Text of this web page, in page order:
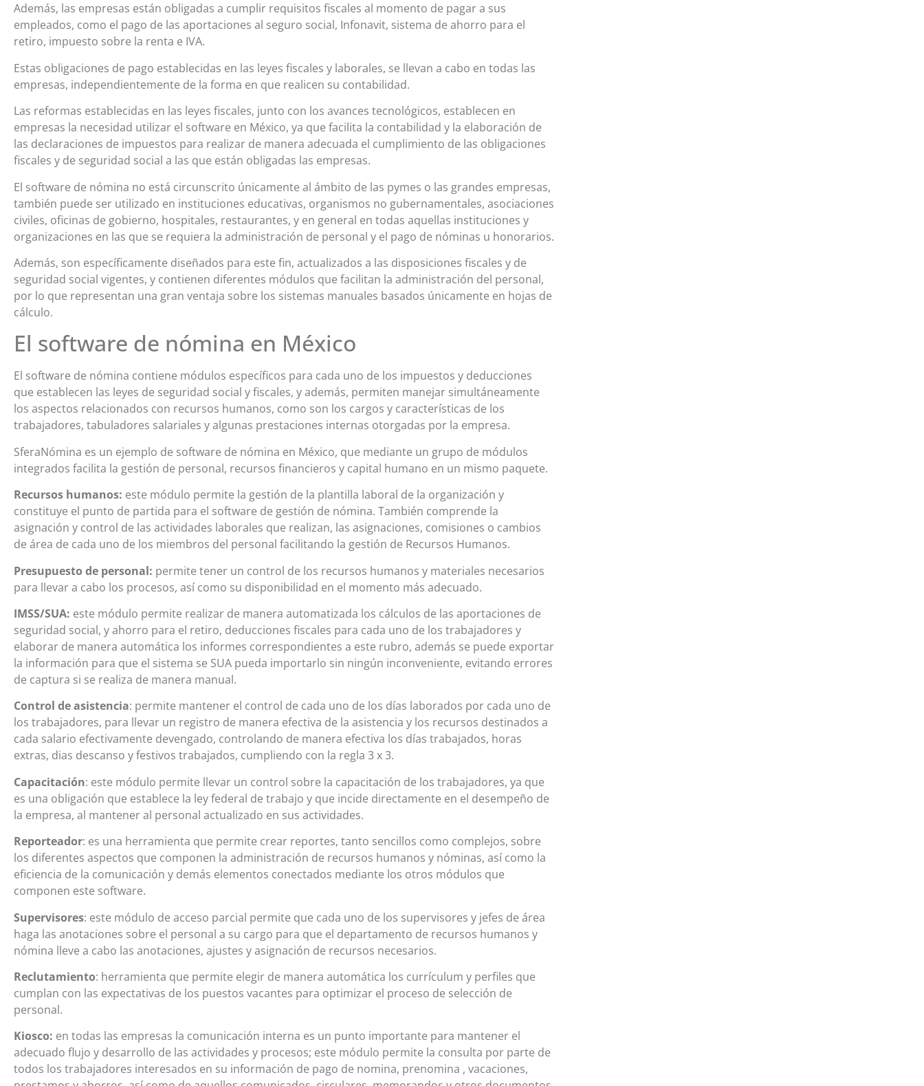
Además, las empresas están obligadas a cumplir requisitos fiscales al momento de pagar a sus
empleados, como el pago de las aportaciones al seguro social, Infonavit, sistema de ahorro para el
retiro, impuesto sobre la renta e IVA.
Estas obligaciones de pago establecidas en las leyes fiscales y laborales, se llevan a cabo en todas las
empresas, independientemente de la forma en que realicen su contabilidad.
Las reformas establecidas en las leyes fiscales, junto con los avances tecnológicos, establecen en
empresas la necesidad utilizar el software en México, ya que facilita la contabilidad y la elaboración de
las declaraciones de impuestos para realizar de manera adecuada el cumplimiento de las obligaciones
fiscales y de seguridad social a las que están obligadas las empresas.
El software de nómina no está circunscrito únicamente al ámbito de las pymes o las grandes empresas,
también puede ser utilizado en instituciones educativas, organismos no gubernamentales, asociaciones
civiles, oficinas de gobierno, hospitales, restaurantes, y en general en todas aquellas instituciones y
organizaciones en las que se requiera la administración de personal y el pago de nóminas u honorarios.
Además, son específicamente diseñados para este fin, actualizados a las disposiciones fiscales y de
seguridad social vigentes, y contienen diferentes módulos que facilitan la administración del personal,
por lo que representan una gran ventaja sobre los sistemas manuales basados únicamente en hojas de
cálculo.
El software de nómina en México
El software de nómina contiene módulos específicos para cada uno de los impuestos y deducciones
que establecen las leyes de seguridad social y fiscales, y además, permiten manejar simultáneamente
los aspectos relacionados con recursos humanos, como son los cargos y características de los
trabajadores, tabuladores salariales y algunas prestaciones internas otorgadas por la empresa.
SferaNómina es un ejemplo de software de nómina en México, que mediante un grupo de módulos
integrados facilita la gestión de personal, recursos financieros y capital humano en un mismo paquete.
Recursos humanos: este módulo permite la gestión de la plantilla laboral de la organización y
constituye el punto de partida para el software de gestión de nómina. También comprende la
asignación y control de las actividades laborales que realizan, las asignaciones, comisiones o cambios
de área de cada uno de los miembros del personal facilitando la gestión de Recursos Humanos.
Presupuesto de personal: permite tener un control de los recursos humanos y materiales necesarios
para llevar a cabo los procesos, así como su disponibilidad en el momento más adecuado.
IMSS/SUA: este módulo permite realizar de manera automatizada los cálculos de las aportaciones de
seguridad social, y ahorro para el retiro, deducciones fiscales para cada uno de los trabajadores y
elaborar de manera automática los informes correspondientes a este rubro, además se puede exportar
la información para que el sistema se SUA pueda importarlo sin ningún inconveniente, evitando errores
de captura si se realiza de manera manual.
Control de asistencia: permite mantener el control de cada uno de los días laborados por cada uno de
los trabajadores, para llevar un registro de manera efectiva de la asistencia y los recursos destinados a
cada salario efectivamente devengado, controlando de manera efectiva los días trabajados, horas
extras, dias descanso y festivos trabajados, cumpliendo con la regla 3 x 3.
Capacitación: este módulo permite llevar un control sobre la capacitación de los trabajadores, ya que
es una obligación que establece la ley federal de trabajo y que incide directamente en el desempeño de
la empresa, al mantener al personal actualizado en sus actividades.
Reporteador: es una herramienta que permite crear reportes, tanto sencillos como complejos, sobre
los diferentes aspectos que componen la administración de recursos humanos y nóminas, así como la
eficiencia de la comunicación y demás elementos conectados mediante los otros módulos que
componen este software.
Supervisores: este módulo de acceso parcial permite que cada uno de los supervisores y jefes de área
haga las anotaciones sobre el personal a su cargo para que el departamento de recursos humanos y
nómina lleve a cabo las anotaciones, ajustes y asignación de recursos necesarios.
Reclutamiento: herramienta que permite elegir de manera automática los currículum y perfiles que
cumplan con las expectativas de los puestos vacantes para optimizar el proceso de selección de
personal.
Kiosco: en todas las empresas la comunicación interna es un punto importante para mantener el
adecuado flujo y desarrollo de las actividades y procesos; este módulo permite la consulta por parte de
todos los trabajadores interesados en su información de pago de nomina, prenomina , vacaciones,